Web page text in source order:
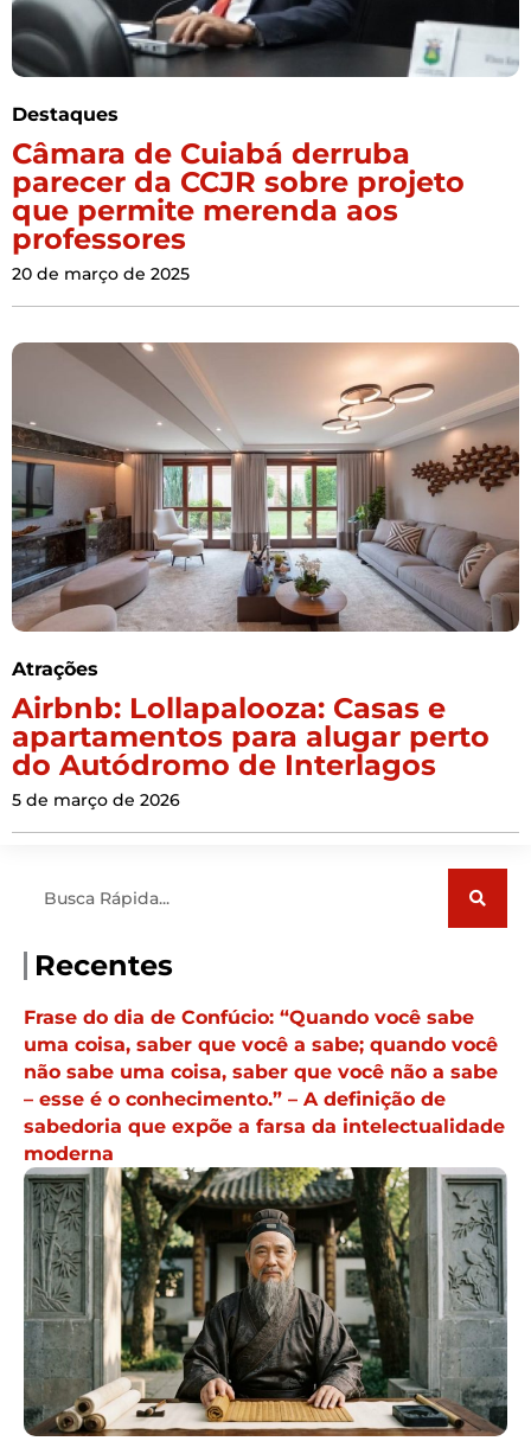
Destaques
Câmara de Cuiabá derruba
parecer da CCJR sobre projeto
que permite merenda aos
professores
20 de março de 2025
Atrações
Airbnb: Lollapalooza: Casas e
apartamentos para alugar perto
do Autódromo de Interlagos
5 de março de 2026
Recentes
Frase do dia de Confúcio: “Quando você sabe
uma coisa, saber que você a sabe; quando você
não sabe uma coisa, saber que você não a sabe
– esse é o conhecimento.” – A definição de
sabedoria que expõe a farsa da intelectualidade
moderna